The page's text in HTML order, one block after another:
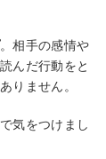
。相手の感情や
んだ行動をと
りません。
気をつけまし